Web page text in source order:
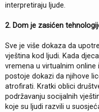
interpretiraju ljude.
2. Dom je zasićen
Sve je više dokaza da
vještina kod ljudi. Kada
vremena u virtualnim
postoje dokazi da njihove
atrofirati. Kratki oblici
podržavanju socijalnih
koje su ljudi razvili u